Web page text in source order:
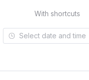
With shortcuts